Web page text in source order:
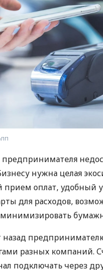
нужна целая
прием оплат, удобный
для расходов,
назад
разных компаний.
подключать через